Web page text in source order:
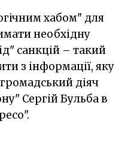
необхідну
санкцій – такий
з інформації, яку
діяч
Сергій Бульба в